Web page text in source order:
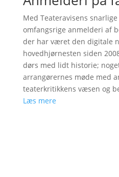
Med Teateravisens
omfangsrige anmelderi af
der har været den digitale
hovedhjørnesten siden
dørs med lidt historie;
arrangørernes møde med
teaterkritikkens væsen og
Læs mere